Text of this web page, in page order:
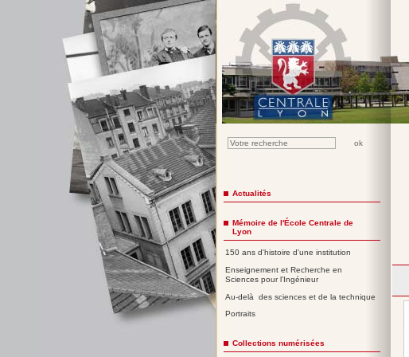
Actualités
Mémoire de l'École Centrale de
Lyon
150 ans d'histoire d'une institution
Enseignement et Recherche en
Sciences pour l'Ingénieur
Au-delà des sciences et de la technique
Portraits
Collections numérisées